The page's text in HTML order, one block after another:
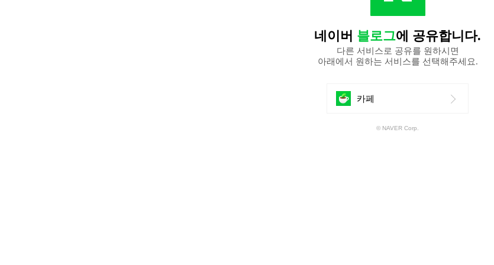
네이버 블로그에 공유합니다.
다른 서비스로 공유를 원하시면
아래에서 원하는 서비스를 선택해주세요.
카페
공
© NAVER Corp.